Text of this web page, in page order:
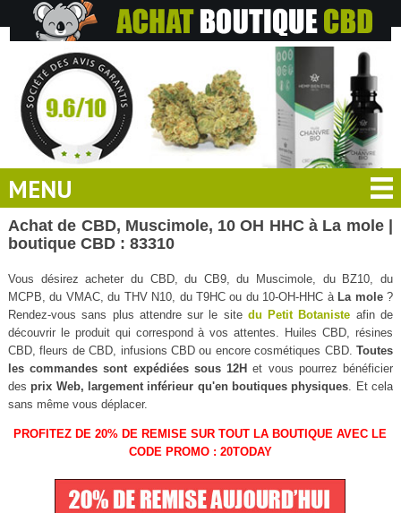
MENU
Achat de CBD, Muscimole, 10 OH HHC à La mole |
boutique CBD : 83310
Vous désirez acheter du CBD, du CB9, du Muscimole, du BZ10, du
MCPB, du VMAC, du THV N10, du T9HC ou du 10-OH-HHC à La mole?
Rendez-vous sans plus attendre sur le site du Petit Botaniste afin de
découvrir le produit qui correspond à vos attentes. Huiles CBD, résines
CBD, fleurs de CBD, infusions CBD ou encore cosmétiques CBD.Toutes
les commandes sont expédiées sous 12H et vous pourrez bénéficier
des prix Web, largement inférieur qu'en boutiques physiques . Et cela
sans même vous déplacer.
PROFITEZ DE 20% DE REMISE SUR TOUT LA BOUTIQUE AVEC LE
CODE PROMO : 20TODAY